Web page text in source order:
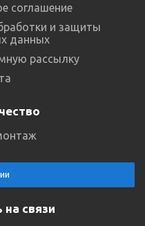
соглашение
и защиты
данных
рассылку
на связи